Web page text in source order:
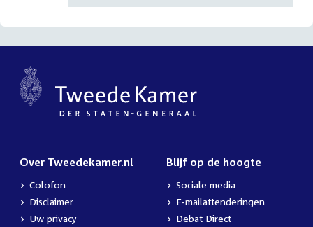
Over Tweedekamer.nl
Colofon
Disclaimer
Uw privacy
Blijf op de hoogte
Sociale media
E-mailattenderingen
Debat Direct